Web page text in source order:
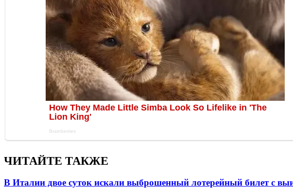
ЧИТАЙТЕ ТАКЖЕ
В Италии двое суток искали выброшенный лотерейный билет с